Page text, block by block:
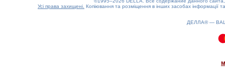
Усі права захищені. Копіювання та розміщення в інших засобах інформації
ДЕЛЛА® —